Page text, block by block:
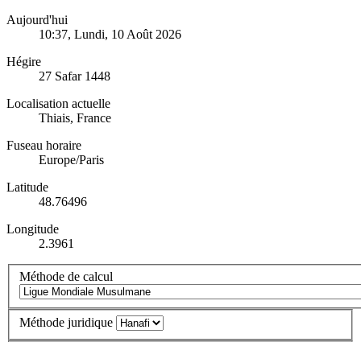
Aujourd'hui
10:37, Lundi, 10 Août 2026
Hégire
27 Safar 1448
Localisation actuelle
Thiais, France
Fuseau horaire
Europe/Paris
Latitude
48.76496
Longitude
2.3961
Méthode de calcul
Méthode juridique